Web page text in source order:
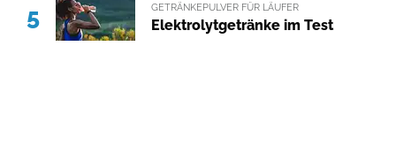
5 GETRÄNKEPULVER FÜR LÄUFER
Elektrolytgetränke im Test